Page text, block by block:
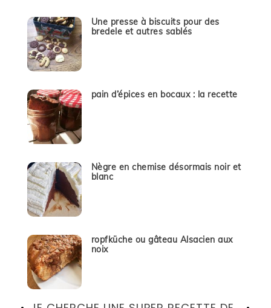
Une presse à biscuits pour des
bredele et autres sablés
pain d’épices en bocaux : la recette
Nègre en chemise désormais noir et
blanc
ropfküche ou gâteau Alsacien aux
noix